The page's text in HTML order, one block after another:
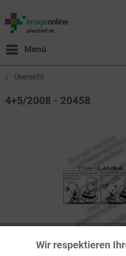
Menü
Übersicht
4+5/2008 - 20458
FunktionaleWir respektieren